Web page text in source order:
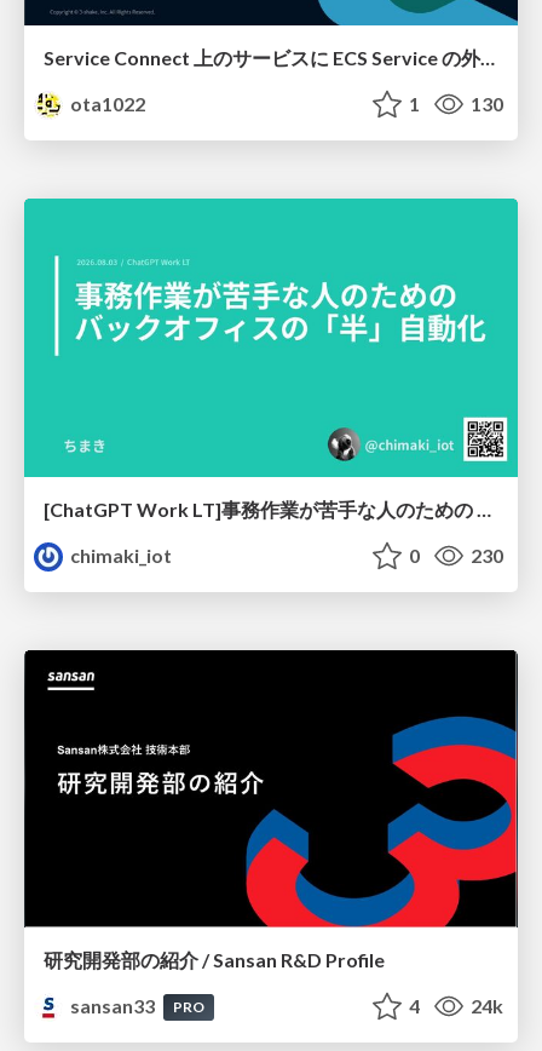
Service Connect 上のサービスに ECS Service の外側から到達できなかった話
ota1022
1 130
chimaki_iot
0 230
研究開発部の紹介 / Sansan R&D Profile
sansan33
PRO 4 24k